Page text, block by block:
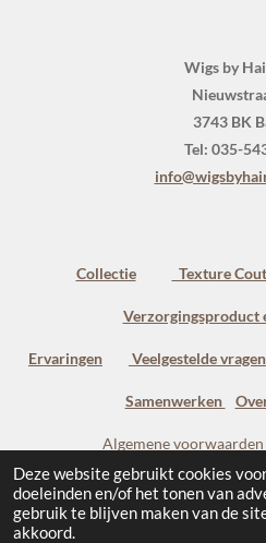
Deze website gebruikt cookies
doeleinden en/of het tonen van
gebruik te blijven maken van de
akkoord.
Wigs by
3743 BK
Tel: 035-
Collectie Texture
Verzorgingsproduct
Ervaringen Veelgestelde vragen
Samenwerken
Algemene
Salon voorwaarden